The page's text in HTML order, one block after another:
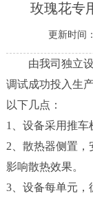
心
用
业
工
程
案
例
玫瑰花专
更新时间
由我司独立设
调试成功投入生
以下几点：
1、设备采用推车
2、散热器侧置
影响散热效果。
3、设备每单元，